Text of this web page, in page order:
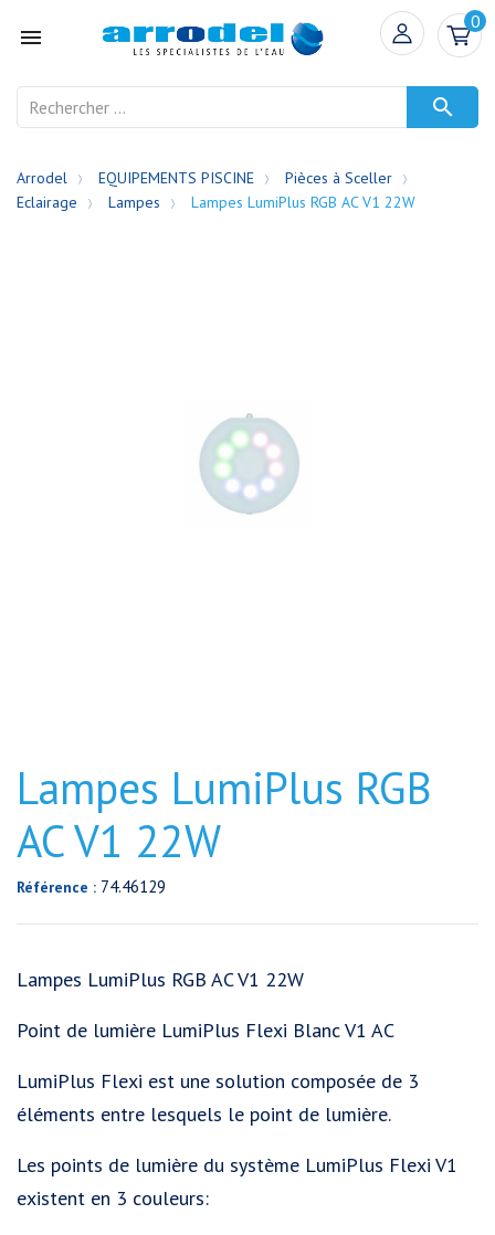

0

Arrodel EQUIPEMENTS PISCINE
Pièces à Sceller
Eclairage
Lampes Lampes LumiPlus RGB AC V1 22W
Lampes LumiPlus RGB
AC V1 22W
Référence : 74.46129
Lampes LumiPlus RGB AC V1 22W
Point de lumière LumiPlus Flexi Blanc V1 AC
LumiPlus Flexi est une solution composée de 3
éléments entre lesquels le point de lumière.
Les points de lumière du système LumiPlus Flexi V1
existent en 3 couleurs: